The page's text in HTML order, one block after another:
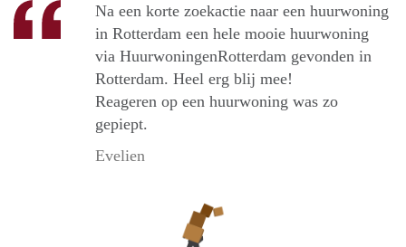
Na een korte zoekactie naar een huurwoning
in Rotterdam een hele mooie huurwoning
via HuurwoningenRotterdam gevonden in
Rotterdam. Heel erg blij mee!
Reageren op een huurwoning was zo
gepiept.
Evelien